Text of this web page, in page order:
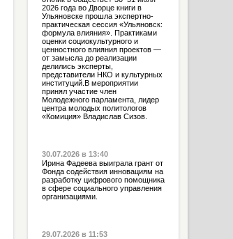
2026 года во Дворце книги в
Ульяновске прошла экспертно-
практическая сессия «Ульяновск:
формула влияния». Практиками
оценки социокультурного и
ценностного влияния проектов —
от замысла до реализации
делились эксперты,
представители НКО и культурных
институций.В мероприятии
принял участие член
Молодежного парламента, лидер
центра молодых политологов
«Комиция» Владислав Сизов.
30.07.2026 в 13:40
Ирина Фадеева выиграла грант от
Фонда содействия инновациям на
разработку цифрового помощника
в сфере социального управления
организациями.
29.07.2026 в 11:53